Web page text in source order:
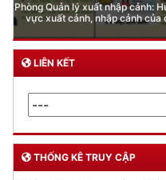
Phòng Quản lý xuất nhập cảnh:
vực xuất cảnh, nhập cảnh
LIÊN KẾT
THỐNG KÊ TRUY CẬP